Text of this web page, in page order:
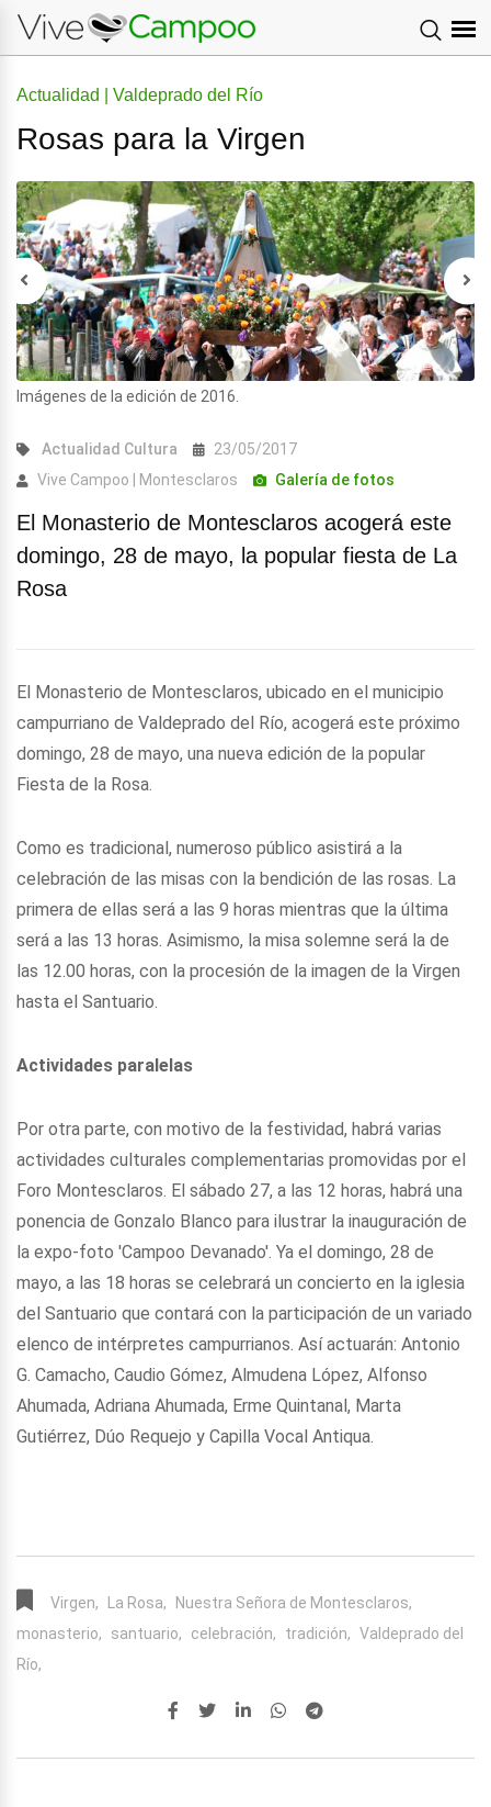
Actualidad | Valdeprado del Río
Rosas para la Virgen
Imágenes de la edición de 2016.
Actualidad Cultura
23/05/2017
Vive Campoo | Montesclaros
Galería de fotos
El Monasterio de Montesclaros acogerá este
domingo, 28 de mayo, la popular fiesta de La
Rosa
El Monasterio de Montesclaros, ubicado en el municipio
campurriano de Valdeprado del Río, acogerá este próximo
domingo, 28 de mayo, una nueva edición de la popular
Fiesta de la Rosa.
Como es tradicional, numeroso público asistirá a la
celebración de las misas con la bendición de las rosas. La
primera de ellas será a las 9 horas mientras que la última
será a las 13 horas. Asimismo, la misa solemne será la de
las 12.00 horas, con la procesión de la imagen de la Virgen
hasta el Santuario.
Actividades paralelas
Por otra parte, con motivo de la festividad, habrá varias
actividades culturales complementarias promovidas por el
Foro Montesclaros. El sábado 27, a las 12 horas, habrá una
ponencia de Gonzalo Blanco para ilustrar la inauguración de
la expo-foto 'Campoo Devanado'. Ya el domingo, 28 de
mayo, a las 18 horas se celebrará un concierto en la iglesia
del Santuario que contará con la participación de un variado
elenco de intérpretes campurrianos. Así actuarán: Antonio
G. Camacho, Caudio Gómez, Almudena López, Alfonso
Ahumada, Adriana Ahumada, Erme Quintanal, Marta
Gutiérrez, Dúo Requejo y Capilla Vocal Antiqua.
Virgen, La Rosa,
Nuestra Señora de Montesclaros,
monasterio,
santuario, celebración, tradición, Valdeprado del
Río,